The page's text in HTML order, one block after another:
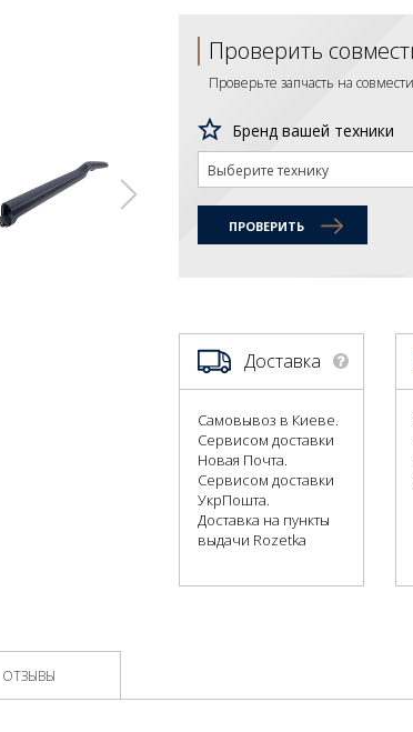
Проверить
Проверьте запчасть на
Бренд вашей техники
Выберите технику
ПРОВЕРИТЬ
Доставка
Самовывоз в Киеве.
Сервисом доставки
Новая Почта.
Сервисом доставки
УкрПошта.
Доставка на пункты
выдачи Rozetka
ОТЗЫВЫ